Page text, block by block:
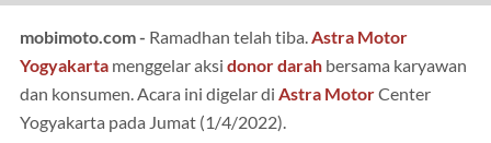
mobimoto.com - Ramadhan telah tiba.Astra Motor
Yogyakarta menggelar aksi donor darah bersama karyawan
dan konsumen. Acara ini digelar di Astra MotorCenter
Yogyakarta pada Jumat (1/4/2022).